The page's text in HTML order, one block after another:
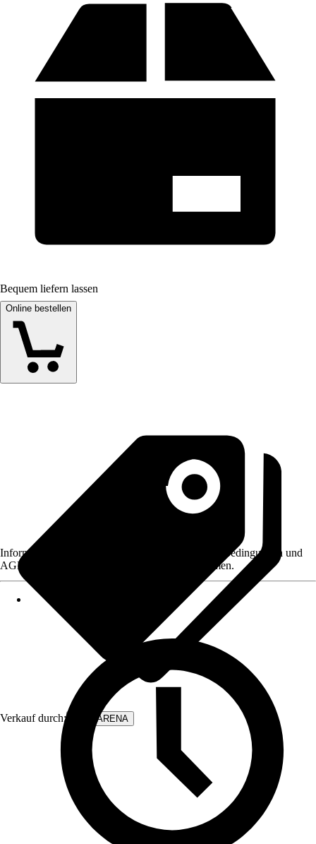
Bequem liefern lassen
Online bestellen
Verkauf durch: WALLARENA
Informationen des Verkäufers, wie z. B. Rückgabebedingungen und
AGB, finden Sie bei Klick auf den Verkäufernamen.